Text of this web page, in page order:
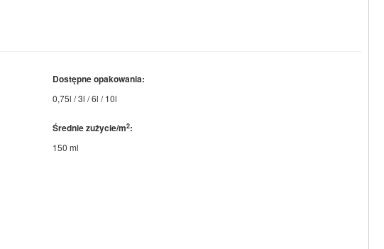
Dostępne opakowania:
0,75l / 3l / 6l / 10l
Średnie zużycie/m2:
150 ml